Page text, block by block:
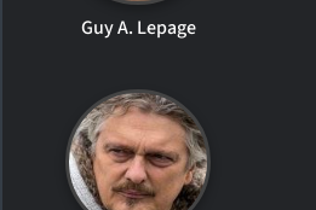
Guy A. Lepage